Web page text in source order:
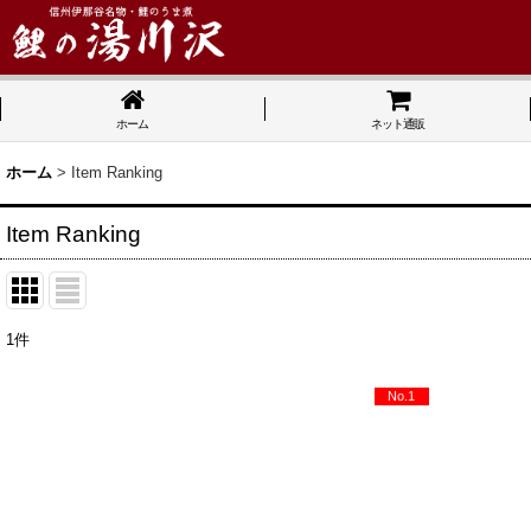
ホーム ネット通販
ホーム > Item Ranking
Item Ranking
1件
No.1